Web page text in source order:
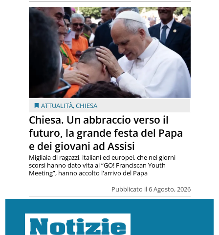
ATTUALITÀ,CHIESA
Chiesa. Un abbraccio verso il
futuro, la grande festa del Papa
e dei giovani ad Assisi
Pubblicato il 6 Agosto, 2026
Migliaia di ragazzi, italiani ed europei, che nei giorni
scorsi hanno dato vita al “GO! Franciscan Youth
Meeting”, hanno accolto l'arrivo del Papa